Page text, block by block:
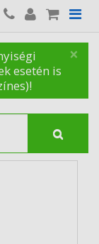
×
esetén is